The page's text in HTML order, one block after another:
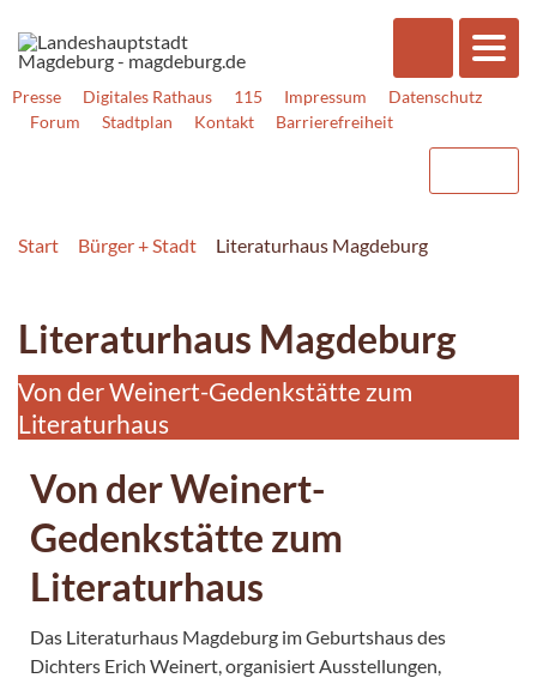
Presse Digitales Rathaus 115 Impressum
Datenschutz
Forum
Stadtplan Kontakt Barrierefreiheit
Start Bürger + Stadt Literaturhaus Magdeburg
Literaturhaus Magdeburg
Von der Weinert-Gedenkstätte zum
Literaturhaus
Von der Weinert-
Gedenkstätte zum
Literaturhaus
Das Literaturhaus Magdeburg im Geburtshaus des
Dichters Erich Weinert, organisiert Ausstellungen,